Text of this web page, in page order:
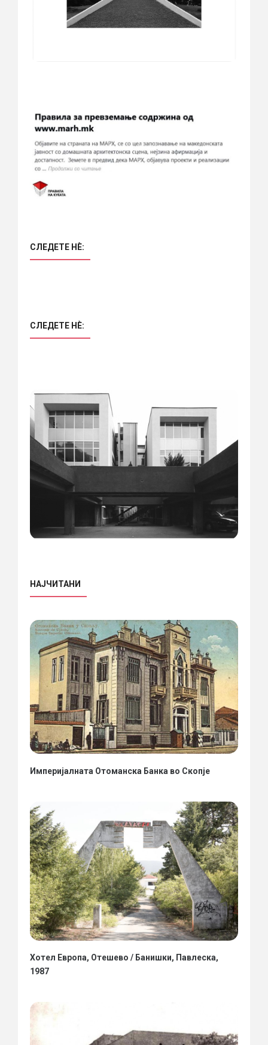
СЛЕДЕТЕ НÈ:
СЛЕДЕТЕ НÈ:
НАЈЧИТАНИ
Империјалната Отоманска Банка во Скопје
Хотел Европа, Отешево / Банишки, Павлеска,
1987